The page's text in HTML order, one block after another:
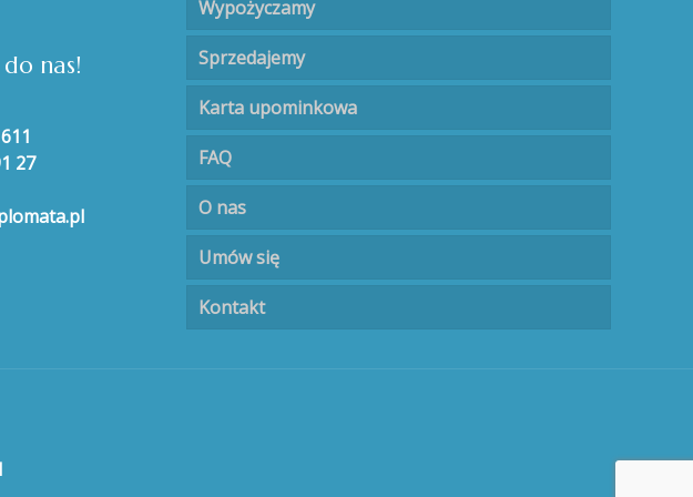
nas!
27
Wypożyczamy
Sprzedajemy
Karta upominkowa
FAQ
O nas
Umów się
Kontakt